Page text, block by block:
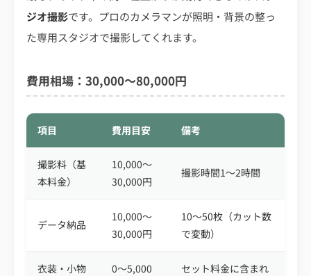
ジオ撮影です。プロのカメラマンが照明・背景の整っ
た専用スタジオで撮影してくれます。
費用相場：30,000〜80,000円
項目 費用目安 備考
撮影料（基
本料金）
10,000〜
30,000円
撮影時間1〜2時間
データ納品
10,000〜
30,000円
10〜50枚（カット数
で変動）
衣装・小物
0〜5,000
セット料金に含まれ